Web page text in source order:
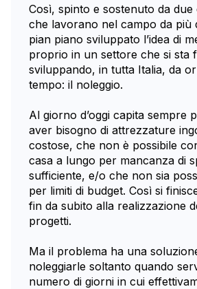
Così, spinto e sostenuto da due
che lavorano nel campo da più
pian piano sviluppato l’idea di
proprio in un settore che si sta
sviluppando, in tutta Italia, da
tempo: il noleggio.
Al giorno d’oggi capita sempre
aver bisogno di attrezzature
costose, che non è possibile
casa a lungo per mancanza di
sufficiente, e/o che non sia
per limiti di budget. Così si
fin da subito alla realizzazione
progetti.
Ma il problema ha una
noleggiarle soltanto quando
numero di giorni in cui